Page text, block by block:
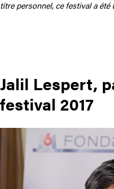
titre personnel, ce festival a
Jalil Lespert,
festival 2017